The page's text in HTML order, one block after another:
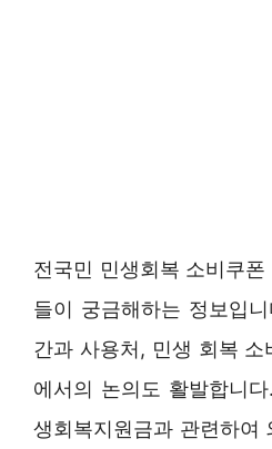
전국민 민생회복 소비쿠
들이 궁금해하는 정보입
간과 사용처, 민생 회복 소
에서의 논의도 활발합니
생회복지원금과 관련하여